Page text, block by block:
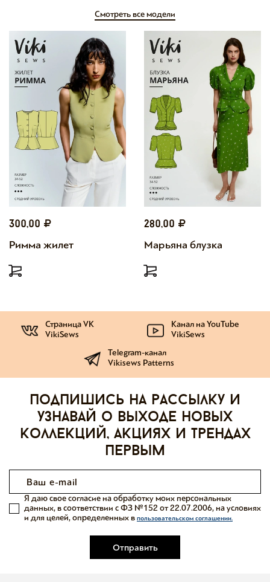
Смотреть все модели
300,00
Римма жилет
280,00
Марьяна блузка
Страница VK
VikiSews
Канал на YouTube
VikiSews
Telegram-канал
Vikisews Patterns
Подпишись на рассылку и
узнавай о выходе новых
коллекций, акциях и трендах
первым
Отправить
Я даю свое согласие на обработку моих персональных
данных, в соответствии с ФЗ №152 от 22.07.2006, на условиях
и для целей, определенных в пользовательском соглашении.